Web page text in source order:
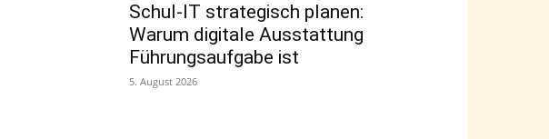
Schul-IT strategisch planen:
Warum digitale Ausstattung
Führungsaufgabe ist
5. August 2026